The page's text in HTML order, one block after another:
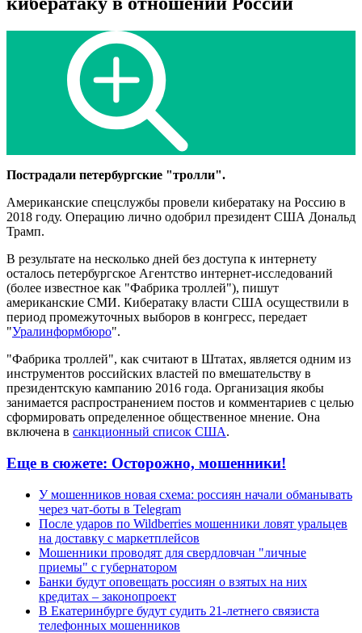
Пострадали петербургские "тролли".
Американские спецслужбы провели кибератаку на Россию в
2018 году. Операцию лично одобрил президент США Дональд
Трамп.
В результате на несколько дней без доступа к интернету
осталось петербургское Агентство интернет-исследований
(более известное как "Фабрика троллей"), пишут
американские СМИ. Кибератаку власти США осуществили в
период промежуточных выборов в конгресс, передает
"Уралинформбюро".
"Фабрика троллей", как считают в Штатах, является одним из
инструментов российских властей по вмешательству в
президентскую кампанию 2016 года. Организация якобы
занимается распространением постов и комментариев с целью
сформировать определенное общественное мнение. Она
включена в санкционный список США.
Еще в сюжете: Осторожно, мошенники!
У мошенников новая схема: россиян начали обманывать
через чат-боты в Telegram
После ударов по Wildberries мошенники ловят уральцев
на доставку с маркетплейсов
Мошенники проводят для свердловчан "личные
приемы" с губернатором
Банки будут оповещать россиян о взятых на них
кредитах – законопроект
В Екатеринбурге будут судить 21-летнего связиста
телефонных мошенников